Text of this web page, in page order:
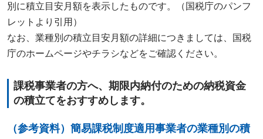
別に積立目安月額を表示したものです。（国税庁のパンフ
レットより引用）
なお、業種別の積立目安月額の詳細につきましては、国税
庁のホームページやチラシなどをご確認ください。
課税事業者の方へ、期限内納付のための納税資金
の積立てをおすすめします。
（参考資料）簡易課税制度適用事業者の業種別の積